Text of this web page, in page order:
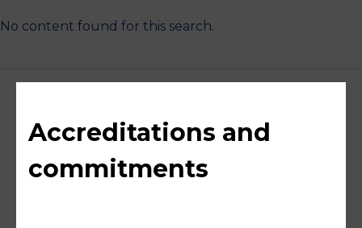
No content found for this search.
Accreditations and
commitments